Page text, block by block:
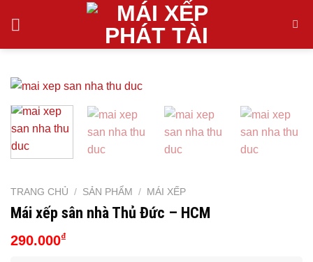
TRANG CHỦ / SẢN PHẨM / MÁI XẾP
Mái xếp sân nhà Thủ Đức – HCM
290.000₫